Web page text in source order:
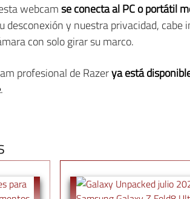
webcamse conecta al PC o portátil
desconexión y nuestra privacidad, cabe
con solo girar su marco.
profesional de Razerya está
.